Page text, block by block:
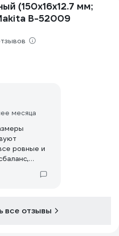
(150х16х12.7 мм;
B-52009
месяца
ровные и
отлично.
все отзывы